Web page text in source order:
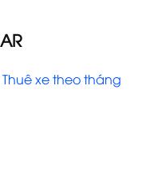
xe theo tháng